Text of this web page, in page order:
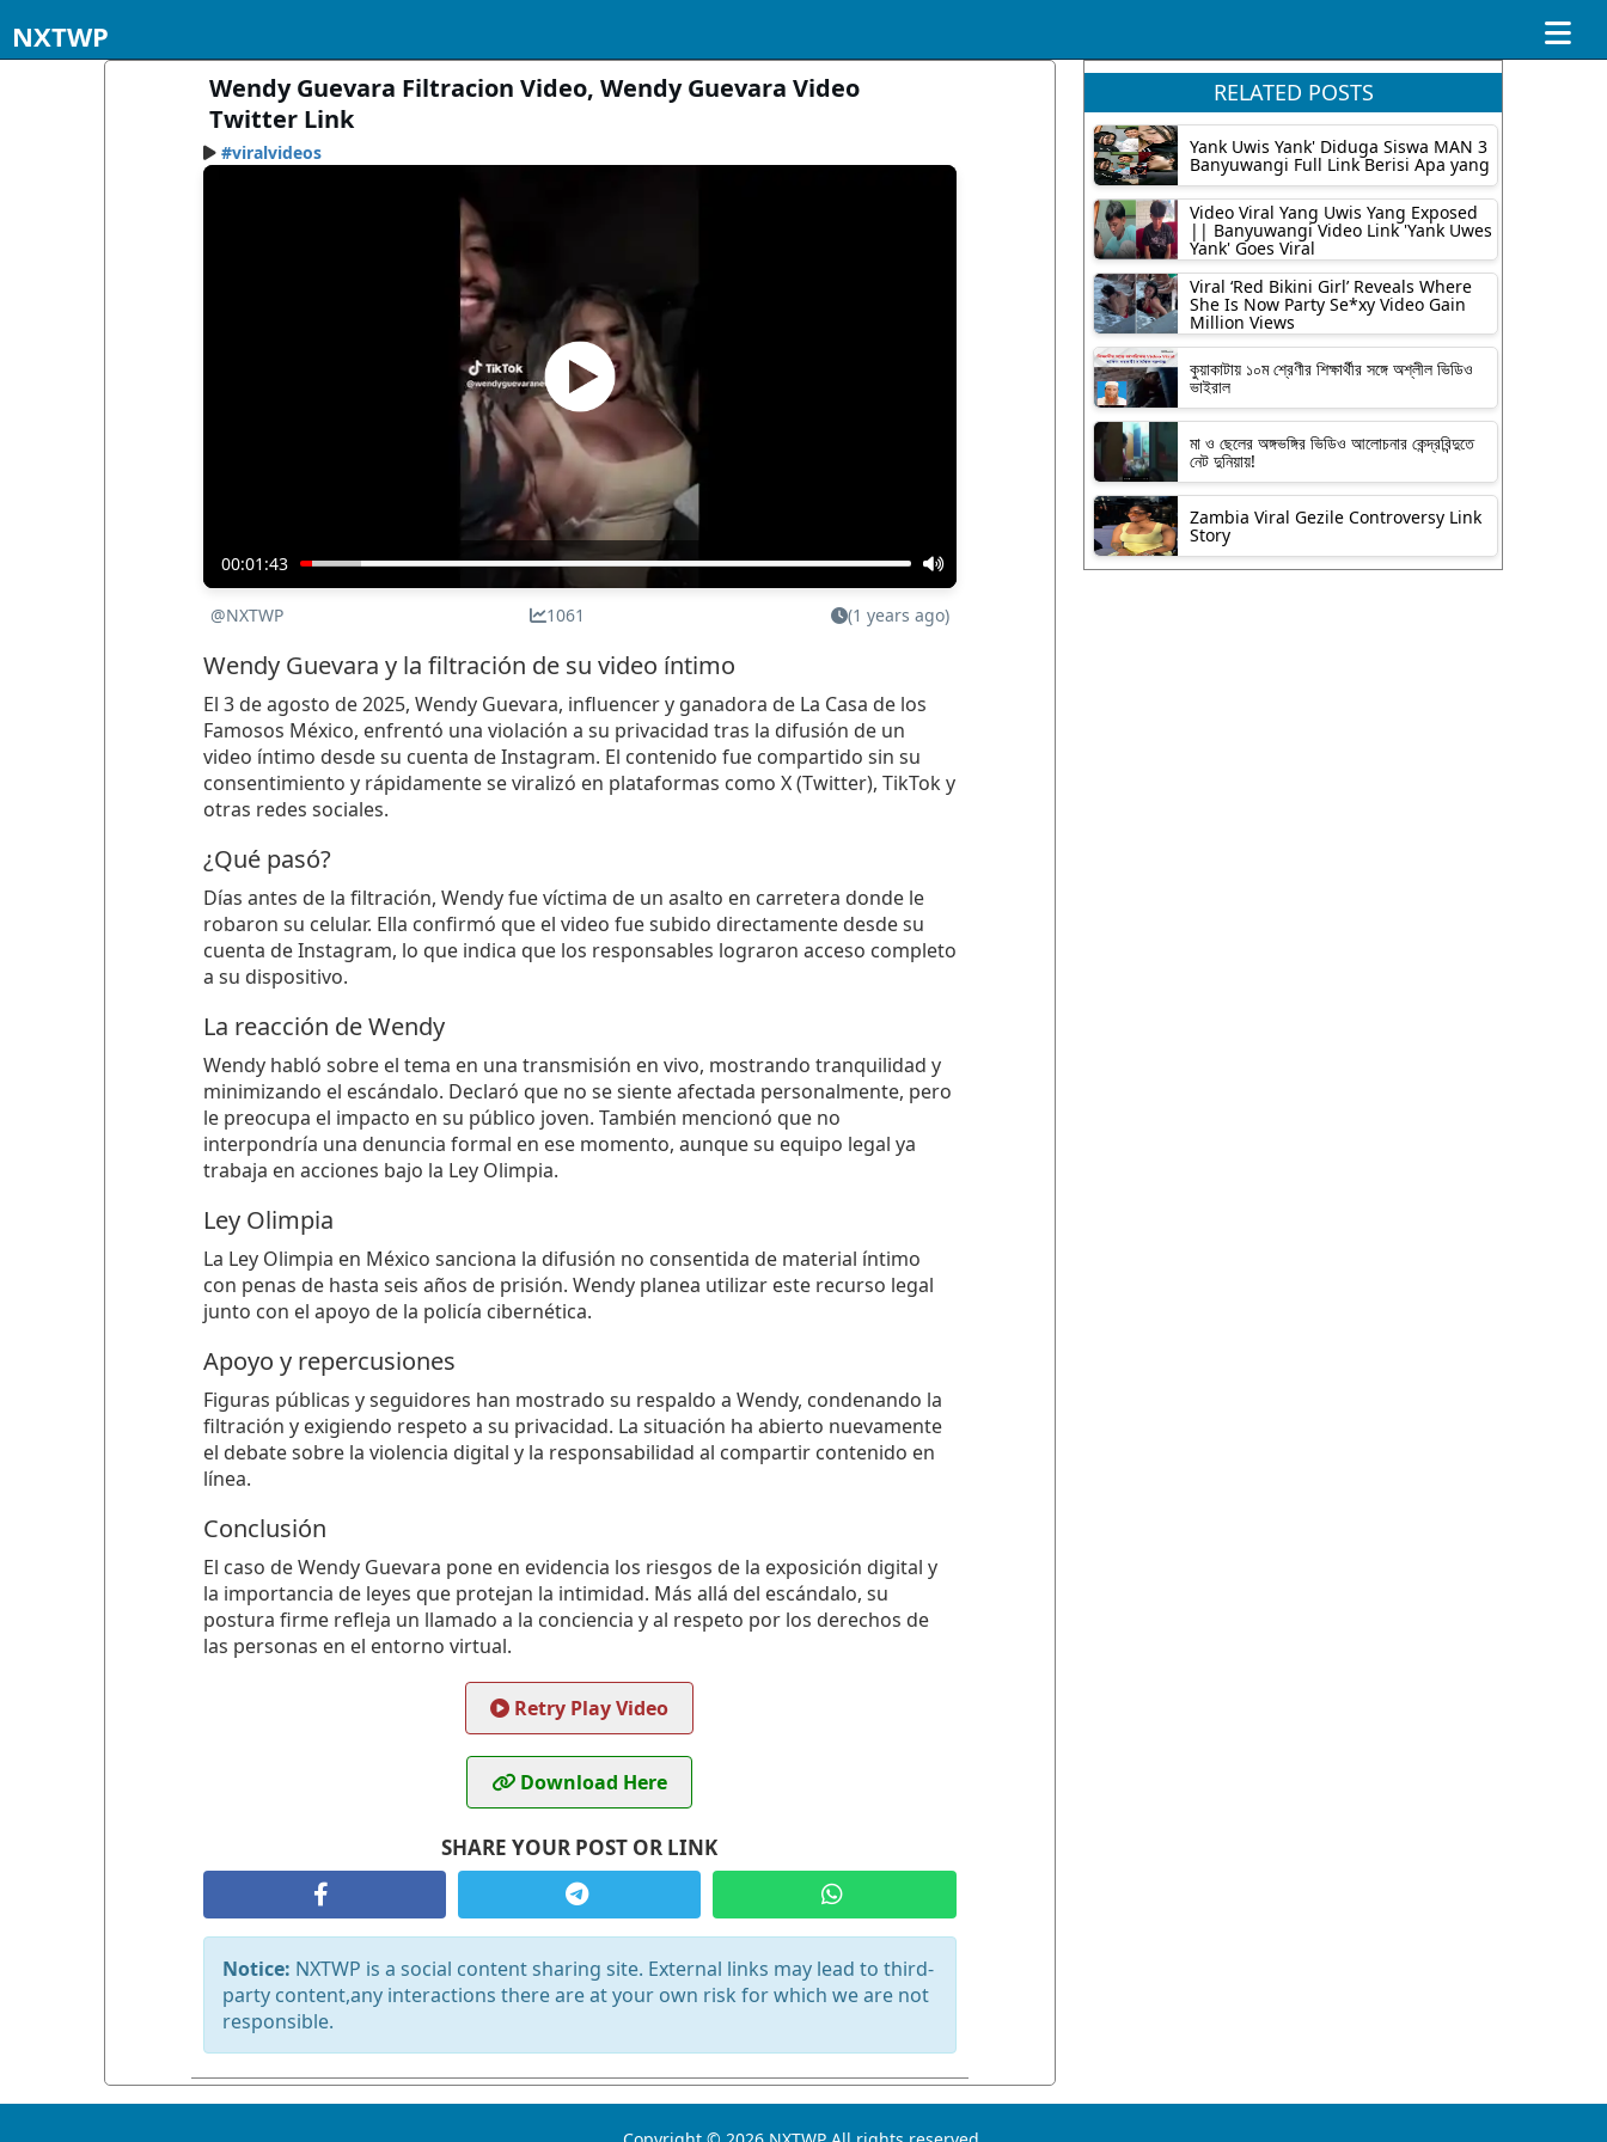
NXTWP
Wendy Guevara Filtracion Video, Wendy Guevara Video
Twitter Link
#viralvideos
00:01:43
@NXTWP 1061 (1 years ago)
Wendy Guevara y la filtración de su video íntimo
El 3 de agosto de 2025, Wendy Guevara, influencer y ganadora de La Casa de los
Famosos México, enfrentó una violación a su privacidad tras la difusión de un
video íntimo desde su cuenta de Instagram. El contenido fue compartido sin su
consentimiento y rápidamente se viralizó en plataformas como X (Twitter), TikTok y
otras redes sociales.
¿Qué pasó?
Días antes de la filtración, Wendy fue víctima de un asalto en carretera donde le
robaron su celular. Ella confirmó que el video fue subido directamente desde su
cuenta de Instagram, lo que indica que los responsables lograron acceso completo
a su dispositivo.
La reacción de Wendy
Wendy habló sobre el tema en una transmisión en vivo, mostrando tranquilidad y
minimizando el escándalo. Declaró que no se siente afectada personalmente, pero
le preocupa el impacto en su público joven. También mencionó que no
interpondría una denuncia formal en ese momento, aunque su equipo legal ya
trabaja en acciones bajo la Ley Olimpia.
Ley Olimpia
La Ley Olimpia en México sanciona la difusión no consentida de material íntimo
con penas de hasta seis años de prisión. Wendy planea utilizar este recurso legal
junto con el apoyo de la policía cibernética.
Apoyo y repercusiones
Figuras públicas y seguidores han mostrado su respaldo a Wendy, condenando la
filtración y exigiendo respeto a su privacidad. La situación ha abierto nuevamente
el debate sobre la violencia digital y la responsabilidad al compartir contenido en
línea.
Conclusión
El caso de Wendy Guevara pone en evidencia los riesgos de la exposición digital y
la importancia de leyes que protejan la intimidad. Más allá del escándalo, su
postura firme refleja un llamado a la conciencia y al respeto por los derechos de
las personas en el entorno virtual.
Retry Play Video
Download Here
SHARE YOUR POST OR LINK
Notice: NXTWP is a social content sharing site. External links may lead to third-
party content,any interactions there are at your own risk for which we are not
responsible.
RELATED POSTS
Yank Uwis Yank' Diduga Siswa MAN 3
Banyuwangi Full Link Berisi Apa yang
Video Viral Yang Uwis Yang Exposed
|| Banyuwangi Video Link 'Yank Uwes
Yank' Goes Viral
Viral ‘Red Bikini Girl’ Reveals Where
She Is Now Party Se*xy Video Gain
Million Views
কুয়াকাটায় ১০ম শ্রেণীর শিক্ষার্থীর সঙ্গে অশ্লীল ভিডিও
ভাইরাল
মা ও ছেলের অঙ্গভঙ্গির ভিডিও আলোচনার কেন্দ্রবিন্দুতে
নেট দুনিয়ায়!
Zambia Viral Gezile Controversy Link
Story